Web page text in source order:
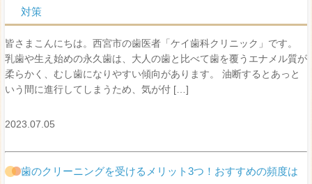
対策
皆さまこんにちは。西宮市の歯医者「ケイ歯科クリニック」です。
乳歯や生え始めの永久歯は、大人の歯と比べて歯を覆うエナメル質が
柔らかく、むし歯になりやすい傾向があります。 油断するとあっと
いう間に進行してしまうため、気が付 […]
2023.07.05
歯のクリーニングを受けるメリット3つ！おすすめの頻度は